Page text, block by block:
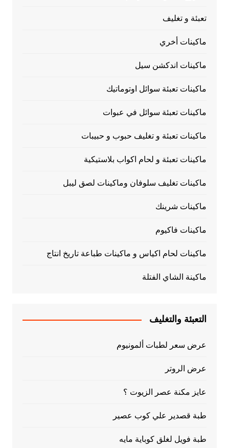
تعبئة و تغليف
ماكينات أخري
ماكينات اندكشن سيل
ماكينات تعبئة سوائل اوتوماتيك
ماكينات تعبئة سوائل في عبوات
ماكينات تعبئة و تغليف حبوب و حبيبات
ماكينات تعبئة و لحام اكواب بلاستيكية
ماكينات تغليف سلوفان وماكينات لصق ليبل
ماكينات شرينك
ماكينات فاكيوم
ماكينات لحام اكياس و ماكينات طباعة تاريخ انتاج
ماكينة الشاي الفتلة
التعبئة والتغليف
عرض سعر لطبات ألمونيوم
عرض الروتر
عايز مكنة عصر الزيوت ؟
طبة قصدير علي كوب عصير
طبة فويل لغلق كوباية مايه